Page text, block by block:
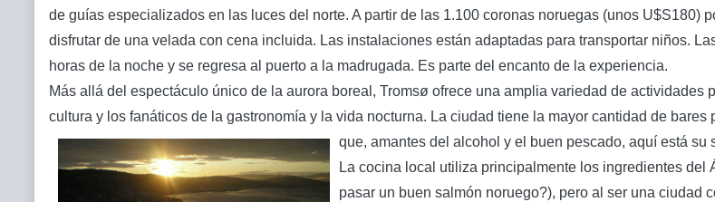
de guías especializados en las luces del norte. A partir de las 1.100 coronas noruegas (unos U$S180)
disfrutar de una velada con cena incluida. Las instalaciones están adaptadas para transportar niños.
horas de la noche y se regresa al puerto a la madrugada. Es parte del encanto de la experiencia.
Más allá del espectáculo único de la aurora boreal, Tromsø ofrece una amplia variedad de actividades
cultura y los fanáticos de la gastronomía y la vida nocturna. La ciudad tiene la mayor cantidad de bares
que, amantes del alcohol y el buen pescado, aquí está su
La cocina local utiliza principalmente los ingredientes del
pasar un buen salmón noruego?), pero al ser una ciudad